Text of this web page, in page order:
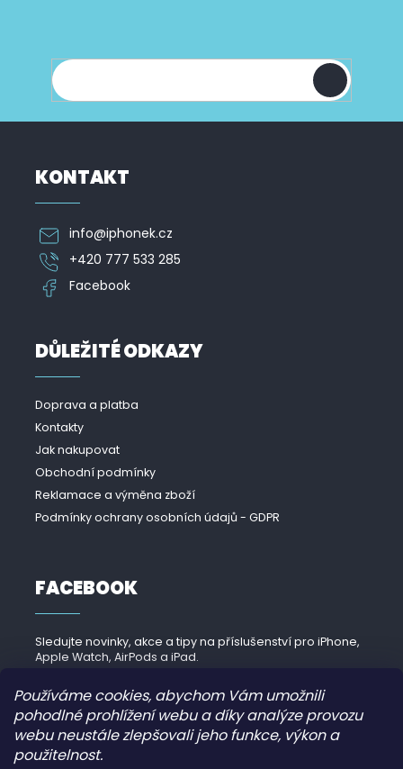
Používáme cookies, abychom Vám umožnili
pohodlné prohlížení webu a díky analýze provozu
webu neustále zlepšovali jeho funkce, výkon a
použitelnost.
KONTAKT
info@iphonek.cz
+420 777 533 285
Facebook
DŮLEŽITÉ ODKAZY
Doprava a platba
Kontakty
Jak nakupovat
Obchodní podmínky
Reklamace a výměna zboží
Podmínky ochrany osobních údajů - GDPR
FACEBOOK
Sledujte novinky, akce a tipy na příslušenství pro iPhone,
Apple Watch, AirPods a iPad.